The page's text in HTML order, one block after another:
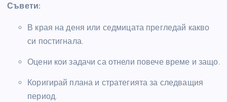
Съвети:
В края на деня или седмицата прегледай какво
си постигнала.
Оцени кои задачи са отнели повече време и защо.
Коригирай плана и стратегията за следващия
период.